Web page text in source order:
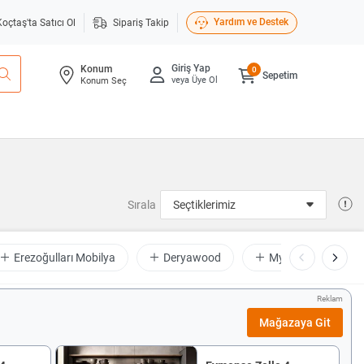
Satıcı Ol Sipariş Takip Yardım ve Destek
Konum
Konum Seç
Giriş Yap
veya Üye Ol Sepetim
0
Sırala
Erezoğulları Mobilya Deryawood Mygusii
Reklam
Mağazaya Git